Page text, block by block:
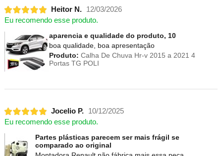
Heitor N.
12/03/2026
Eu recomendo esse produto.
aparencia e qualidade do produto, 10
boa qualidade, boa apresentação
Produto: Calha De Chuva Hr-v 2015 a 2021 4
Portas TG POLI
Jocelio P.
10/12/2025
Eu recomendo esse produto.
Partes plásticas parecem ser mais frágil se
comparado ao original